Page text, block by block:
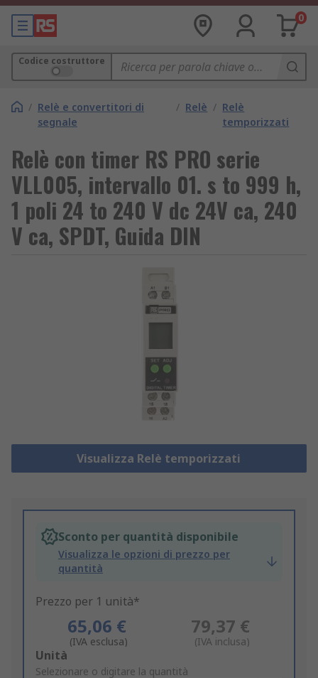
0
Codice costruttore
/ Relè e convertitori di
segnale
/ Relè / Relè
temporizzati
Relè con timer RS PRO serie
VLL005, intervallo 01. s to 999 h,
1 poli 24 to 240 V dc 24V ca, 240
V ca, SPDT, Guida DIN
Visualizza Relè temporizzati
Sconto per quantità disponibile
Visualizza le opzioni di prezzo per
quantità
Prezzo per 1 unità*
65,06 €
(IVA esclusa)
79,37 €
(IVA inclusa)
Add
to
Unità
Selezionare o digitare la quantità